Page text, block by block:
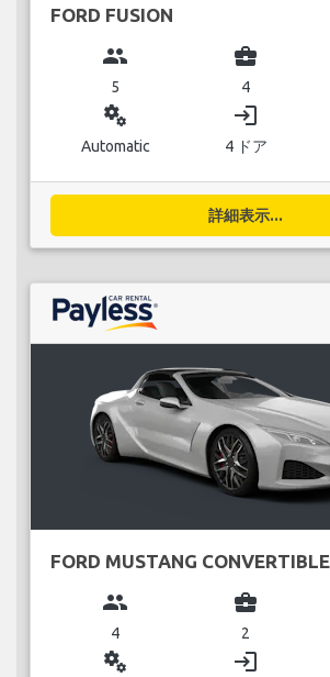
FORD FUSION
group
5
business_center
4
miscellaneous_services
Automatic
login
4 ドア
詳細表示...
FORD MUSTANG CONVERTIBLE
group
4
business_center
2
miscellaneous_services login